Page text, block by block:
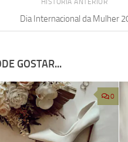
HISTÓRIA ANTERIOR
Dia Internacional da Mulher
GOSTAR...
0